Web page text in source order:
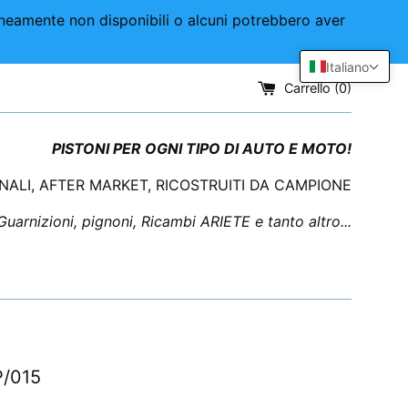
Italiano
non disponibili o alcuni potrebbero aver
Carrello (0)
PISTONI PER OGNI TIPO DI AUTO E MOTO!
AFTER MARKET, RICOSTRUITI DA CAMPIONE
pignoni, Ricambi ARIETE e tanto altro...
015